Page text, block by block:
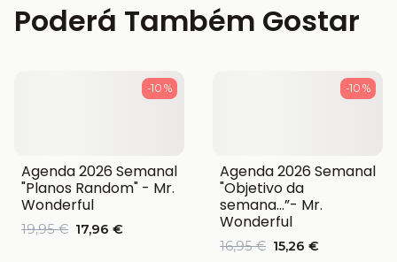
Poderá Também Gostar
-10 %
Agenda 2026 Semanal
"Planos Random" - Mr.
Wonderful
19,95 € 17,96 €
-10 %
Agenda 2026 Semanal
"Objetivo da
semana…”- Mr.
Wonderful
16,95 € 15,26 €